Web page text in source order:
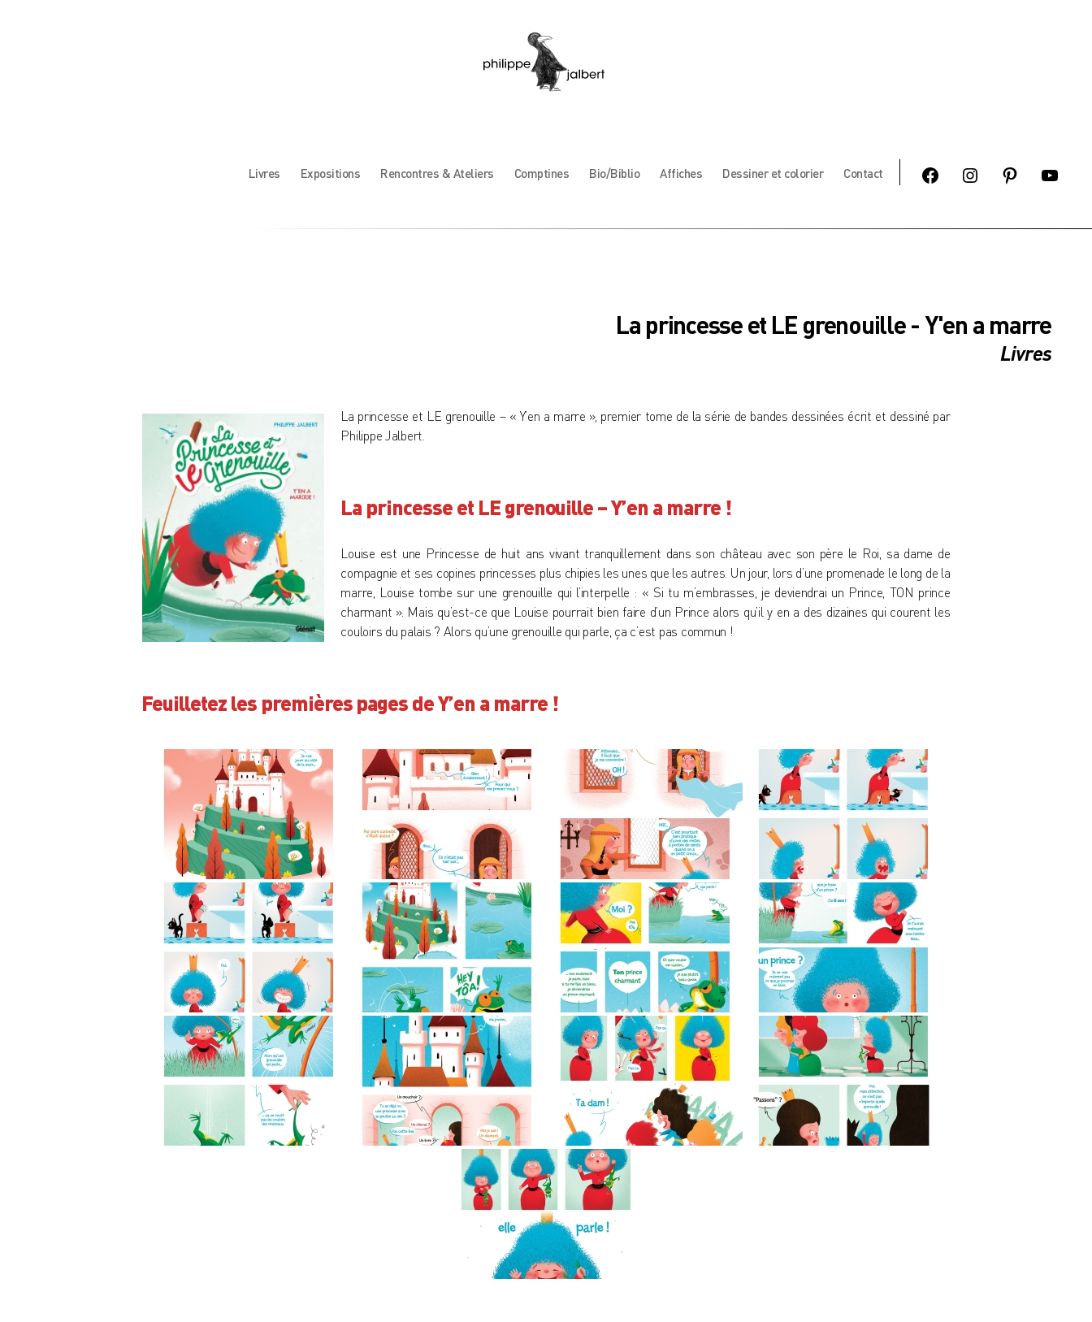
Livres Expositions Rencontres & Ateliers Comptines Bio/Biblio Affiches Dessiner et colorier Contact FacebookInstagramPinterestYoutube
La princesse et LE grenouille - Y'en a marre
Livres
La princesse et LE grenouille – « Y’en a marre », premier tome de la série de bandes dessinées écrit et dessiné par
Philippe Jalbert.
La princesse et LE grenouille – Y’en a marre !
Louise est une Princesse de huit ans vivant tranquillement dans son château avec son père le Roi, sa dame de
compagnie et ses copines princesses plus chipies les unes que les autres. Un jour, lors d’une promenade le long de la
marre, Louise tombe sur une grenouille qui l’interpelle : « Si tu m’embrasses, je deviendrai un Prince, TON prince
charmant ». Mais qu’est-ce que Louise pourrait bien faire d’un Prince alors qu’il y en a des dizaines qui courent les
couloirs du palais ? Alors qu’une grenouille qui parle, ça c’est pas commun !
Feuilletez les premières pages de Y’en a marre !